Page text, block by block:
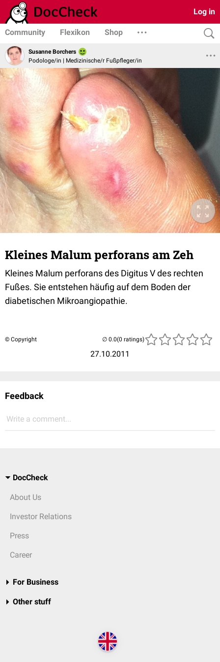
Log in
Community Flexikon Shop
Susanne Borchers
Podologe/in | Medizinische/r Fußpfleger/in
Kleines Malum perforans am Zeh
Kleines Malum perforans des Digitus V des rechten
Fußes. Sie entstehen häufig auf dem Boden der
diabetischen Mikroangiopathie.
© Copyright
27.10.2011
(0 ratings)
Feedback
Write a comment...
DocCheck
About Us
Investor Relations
Press
Career
For Business
Other stuff